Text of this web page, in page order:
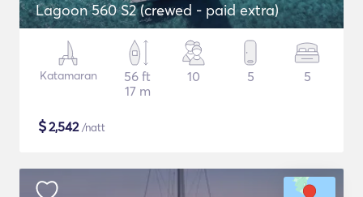
Lagoon 560 S2 (crewed - paid extra)
Katamaran
56 ft
17 m
10 5 5
$2,542/natt